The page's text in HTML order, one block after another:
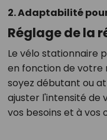
2. Adaptabilité
Réglage de la
Le vélo stationnaire
en fonction de votre
soyez débutant ou
ajuster l'intensité de
vos besoins et à vos